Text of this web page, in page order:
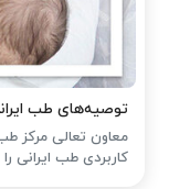
توصیه‌های طب
معاون تعالی مرکز
کاربردی طب ایرانی